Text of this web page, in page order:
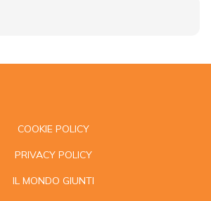
COOKIE POLICY
PRIVACY POLICY
IL MONDO GIUNTI